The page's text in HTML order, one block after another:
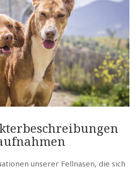
unserer Fellnasen, die sich